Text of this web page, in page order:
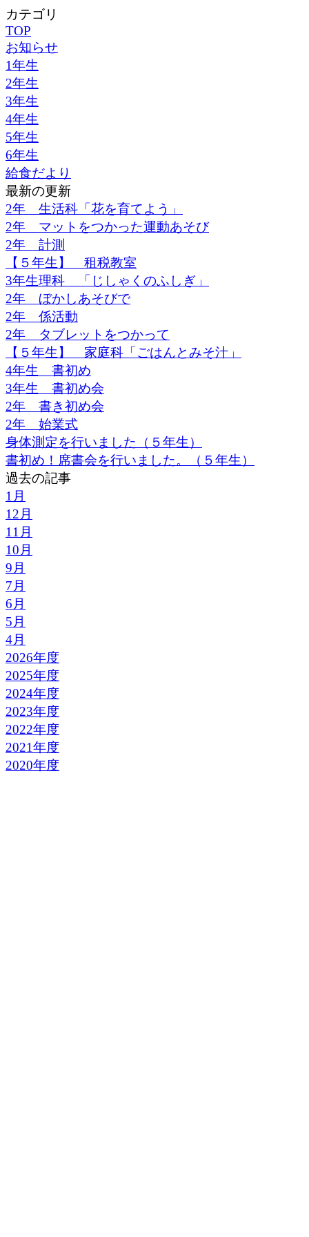
カテゴリ
TOP
お知らせ
1年生
2年生
3年生
4年生
5年生
6年生
給食だより
最新の更新
2年 生活科「花を育てよう」
2年 マットをつかった運動あそび
2年 計測
【５年生】 租税教室
3年生理科 「じしゃくのふしぎ」
2年 ぼかしあそびで
2年 係活動
2年 タブレットをつかって
【５年生】 家庭科「ごはんとみそ汁」
4年生 書初め
3年生 書初め会
2年 書き初め会
2年 始業式
身体測定を行いました（５年生）
書初め！席書会を行いました。（５年生）
過去の記事
1月
12月
11月
10月
9月
7月
6月
5月
4月
2026年度
2025年度
2024年度
2023年度
2022年度
2021年度
2020年度